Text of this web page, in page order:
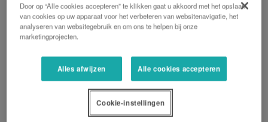
productiviteit.
Alles onder controle
gegarandeerd.
Flexibel in gebruik
De sterke hefinrichting achter biedt veel hefvermogen.
Door op “Alle cookies accepteren” te klikken gaat u akkoord met het opslaan
van cookies op uw apparaat voor het verbeteren van websitenavigatie, het
analyseren van websitegebruik en om ons te helpen bij onze
marketingprojecten.
Alles afwijzen Alle cookies accepteren
Cookie-instellingen